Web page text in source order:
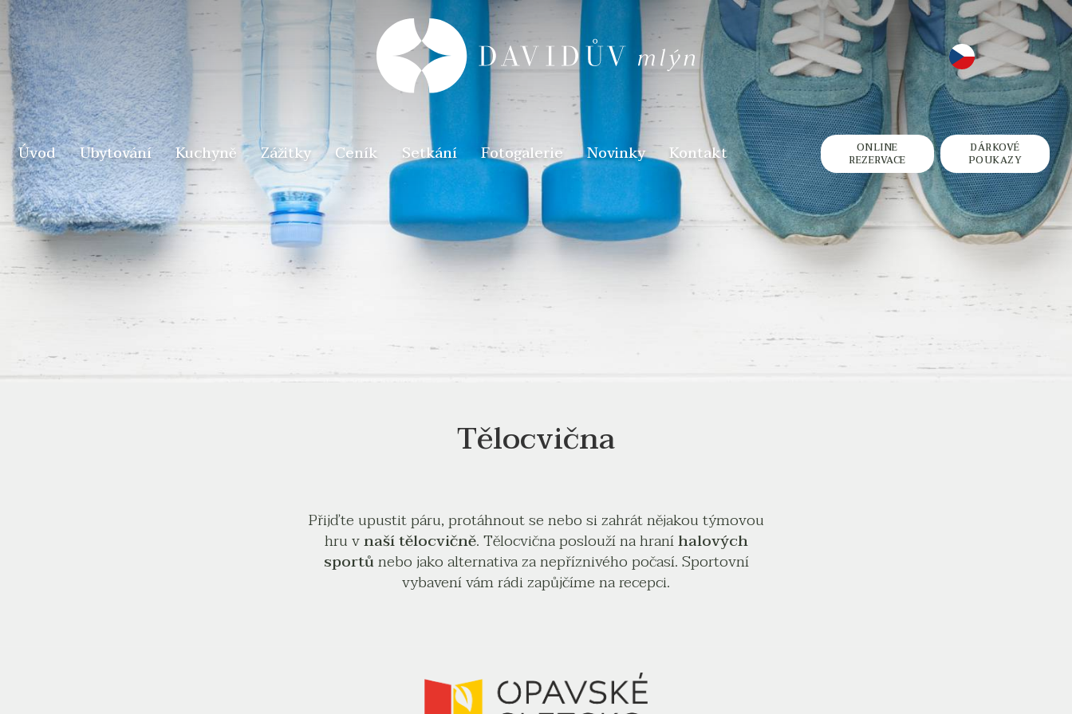
Úvod Ubytování Kuchyně Zážitky Ceník Setkání Fotogalerie Novinky Kontakt
ONLINE
REZERVACE
DÁRKOVÉ
POUKAZY
Tělocvična
Přijďte upustit páru, protáhnout se nebo si zahrát nějakou týmovou
hru vnaší tělocvičně. Tělocvična poslouží na hraníhalových
sportůnebo jako alternativa za nepříznivého počasí. Sportovní
vybavení vám rádi zapůjčíme na recepci.